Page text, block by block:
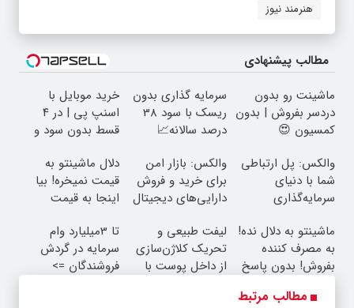
هنرمند نیوز
مطالب پیشنهادی
ماشینت رو بدون
دردسر بفروش | بدون
کمسیون 😍
سرمایه گذاری بدون
ریسک با سود 38
درصد سالانه📈
خرید موبایل با
اسنپ پی | در ۴
قسط بدون سود و
والکس: پل ارتباطی
شما با دنیای
سرمایه‌گذاری
والکس: بازار امن
برای خرید و فروش
دارایی‌های دیجیتال
دلال ماشینتو به
قیمت نمیخره! بیا
اینجا به قیمت
واقعی*
ماشینتو به دلال نده!
به مصرف کننده
بفروش! بدون پاسخ
لیفت طبیعی و
تحریک کلاژن‌سازی
از داخل پوست با
تا 3میلیارد وام
سرمایه در گردش
فروشندگان =>
مطالب مرتبط